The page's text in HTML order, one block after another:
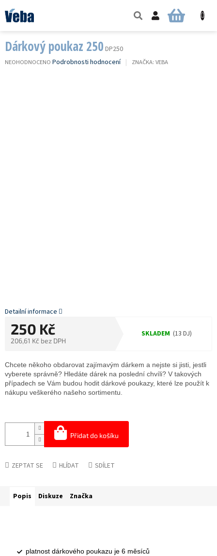
na
obsah
NÁKUPNÍ
Dárkový poukaz 250 DP250
PRŮMĚRNÉ
NEOHODNOCENO Podrobnosti hodnocení ZNAČKA: VEBA
250 Kč
206,61 Kč bez DPH
SKLADEM (13 DJ)
Přidat do košíku
Chcete někoho obdarovat zajímavým dárkem a nejste si jisti, jestli
vyberete správně? Hledáte dárek na poslední chvíli? V takových
případech se Vám budou hodit dárkové poukazy, které lze použít k
nákupu veškerého našeho sortimentu.
Detailní informace
ZEPTAT SE HLÍDAT SDÍLET
Popis Diskuze Značka
platnost dárkového poukazu je 6 měsíců